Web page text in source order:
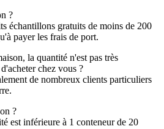
?
échantillons gratuits de moins de 200
payer les frais de port.
la quantité n'est pas très
chez vous ?
de nombreux clients particuliers
?
est inférieure à 1 conteneur de 20